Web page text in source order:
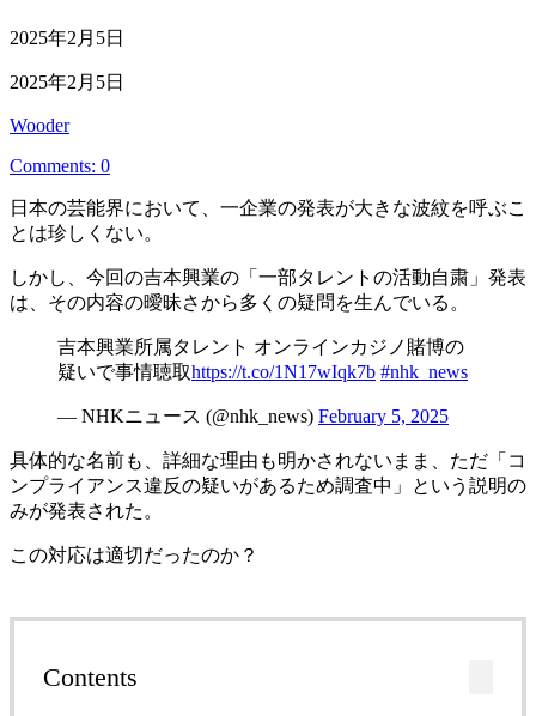
公
日
2025年2月5日
最
更
新
日
2025年2月5日
投
者
Wooder
Comments: 0
日本の芸能界において、一企業の発表が大きな波紋を呼ぶこ
とは珍しくない。
しかし、今回の吉本興業の「一部タレントの活動自粛」発表
は、その内容の曖昧さから多くの疑問を生んでいる。
吉本興業所属タレント オンラインカジノ賭博の
疑いで事情聴取https://t.co/1N17wIqk7b #nhk_news
— NHKニュース (@nhk_news) February 5, 2025
具体的な名前も、詳細な理由も明かされないまま、ただ「コ
ンプライアンス違反の疑いがあるため調査中」という説明の
みが発表された。
この対応は適切だったのか？
Contents